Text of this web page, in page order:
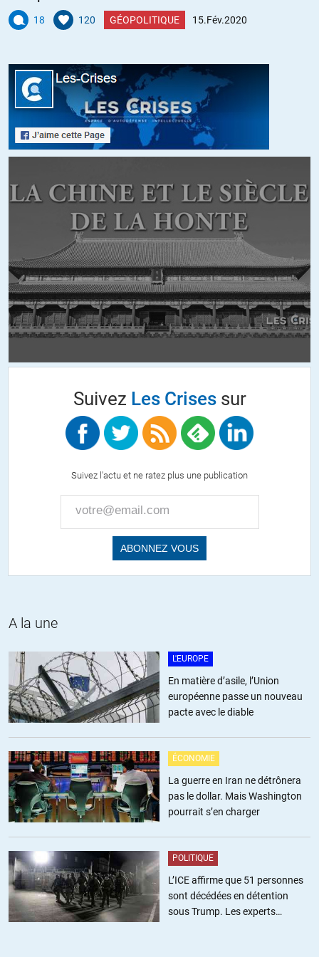
afrikaanisme…
J//16.02.2020 à 11h57
L’antisémitisme, depuis qu’il a été théorisé par Wilhelm Marr il y a
un siècle et demi, n’a jamais ciblé que des Juifs vrais ou supposés.
Quant aux discriminations, il y a bien pire ailleurs à l’encontre des
minorités, y compris et d’abord dans nombre de pays islamiques.
+1 ALERTER
Mohamed//16.02.2020 à 22h20
boycotter l’afrique du sud serait qualifié de racisme anti-blanc !
+8 ALERTER
« anti-sémitisme » est un mot piégé. Si on admet que des Sémites
(les Arabes) peuvent être anti-sémites, alors ça marche aussi dans
l’autre sens. En tout cas, ce mot doit cesser d’être ce qu’il est
actuellement : une marque déposée, utilisée par un État pour se
Il fonctionne comme un LBD linguistique.
J//16.02.2020 à 12h00
ne s’est jamais attaqué qu’à des Juifs vrais ou supposés.
+1 ALERTER
LibEgaFra//16.02.2020 à 12h32
d’aujourd’hui »
Le boycott concerne les entreprises israéliennes implantées dans
les territoires occupés, qui comme ces termes l’indiquent sont
occupés, voire annexés, en totale illégalité. En quoi des mesures
des droits – et des droits parmi les droits les plus élémentaires –
aux habitants des territoires occupés. La politique raciste porte un
nom: l’apartheid.
+36 ALERTER
18 120 GÉOPOLITIQUE 15.Fév.2020
Suivez Les Crisessur
Suivez l'actu et ne ratez plus une publication
A la une
L'EUROPE
En matière d’asile, l’Union
européenne passe un nouveau
pacte avec le diable
ÉCONOMIE
La guerre en Iran ne détrônera
pas le dollar. Mais Washington
pourrait s’en charger
POLITIQUE
L’ICE affirme que 51 personnes
sont décédées en détention
sous Trump. Les experts